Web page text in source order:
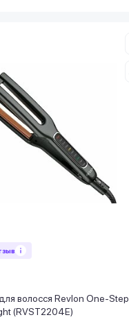
волосся Revlon One-Step
(RVST2204E)